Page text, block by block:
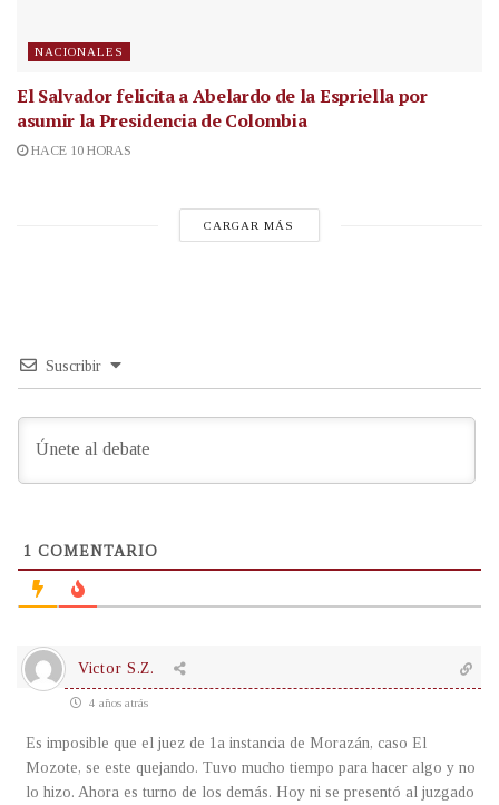
NACIONALES
El Salvador felicita a Abelardo de la Espriella por
asumir la Presidencia de Colombia
HACE 10 HORAS
CARGAR MÁS
Suscribir
1 COMENTARIO
Victor S.Z.
4 años atrás
Es imposible que el juez de 1a instancia de Morazán, caso El
Mozote, se este quejando. Tuvo mucho tiempo para hacer algo y no
lo hizo. Ahora es turno de los demás. Hoy ni se presentó al juzgado